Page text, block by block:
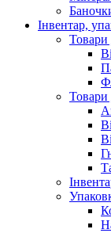
Інвентар,
Товари
Товари